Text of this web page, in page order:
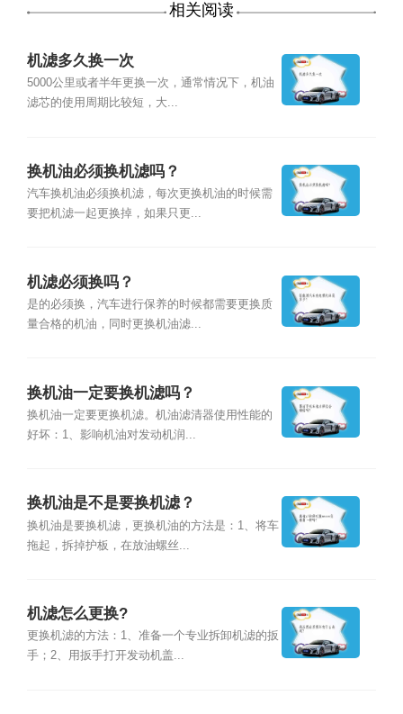
相关阅读
机滤多久换一次
5000公里或者半年更换一次，通常情况下，机油
滤芯的使用周期比较短，大...
换机油必须换机滤吗？
汽车换机油必须换机滤，每次更换机油的时候需
要把机滤一起更换掉，如果只更...
机滤必须换吗？
是的必须换，汽车进行保养的时候都需要更换质
量合格的机油，同时更换机油滤...
换机油一定要换机滤吗？
换机油一定要更换机滤。机油滤清器使用性能的
好坏：1、影响机油对发动机润...
换机油是不是要换机滤？
换机油是要换机滤，更换机油的方法是：1、将车
拖起，拆掉护板，在放油螺丝...
机滤怎么更换?
更换机滤的方法：1、准备一个专业拆卸机滤的扳
手；2、用扳手打开发动机盖...